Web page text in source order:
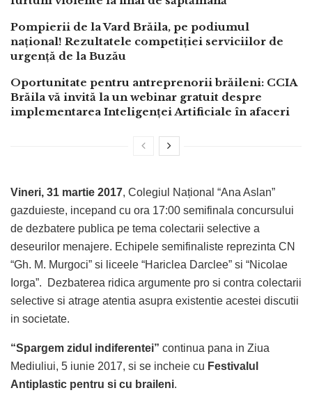
Pompierii de la Vard Brăila, pe podiumul
național! Rezultatele competiției serviciilor de
urgență de la Buzău
Oportunitate pentru antreprenorii brăileni: CCIA
Brăila vă invită la un webinar gratuit despre
implementarea Inteligenței Artificiale în afaceri
Vineri, 31 martie 2017, Colegiul Național “Ana Aslan”
gazduieste, incepand cu ora 17:00 semifinala concursului
de dezbatere publica pe tema colectarii selective a
deseurilor menajere. Echipele semifinaliste reprezinta CN
“Gh. M. Murgoci” si liceele “Hariclea Darclee” si “Nicolae
Iorga”. Dezbaterea ridica argumente pro si contra colectarii
selective si atrage atentia asupra existentie acestei discutii
in societate.
“Spargem zidul indiferentei” continua pana in Ziua
Mediuliui, 5 iunie 2017, si se incheie cu Festivalul
Antiplastic pentru si cu braileni.